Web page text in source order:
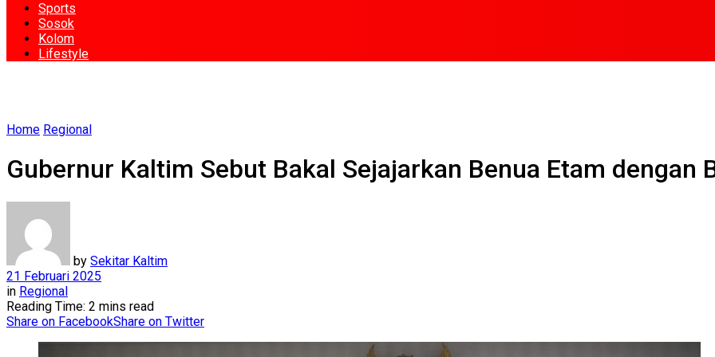
Sports
Sosok
Kolom
Lifestyle
Home Regional
Gubernur Kaltim Sebut Bakal Sejajarkan Benua Etam dengan
by Sekitar Kaltim
21 Februari 2025
in Regional
Reading Time: 2 mins read
Share on FacebookShare on Twitter